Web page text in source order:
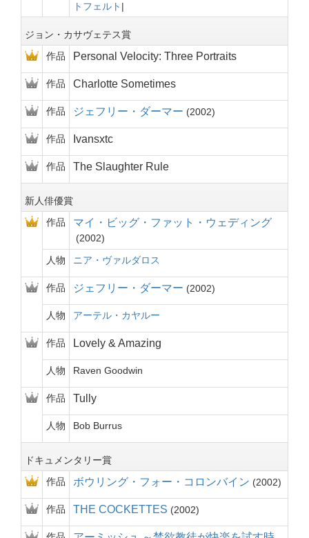
トフェルト
ジョン・カサヴェテス賞
作品
Personal Velocity: Three Portraits
作品 Charlotte Sometimes
作品 ジェフリー・ダーマー 2002
作品 Ivansxtc
作品 The Slaughter Rule
新人俳優賞
作品
マイ・ビッグ・ファット・ウェディング
2002
人物
ニア・ヴァルダロス
作品 ジェフリー・ダーマー 2002
人物 アーテル・カヤルー
作品 Lovely & Amazing
人物 Raven Goodwin
作品 Tully
人物 Bob Burrus
ドキュメンタリー賞
作品
ボウリング・フォー・コロンバイン 2002
作品 THE COCKETTES 2002